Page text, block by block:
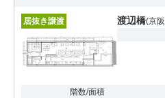
居抜き譲渡 渡辺橋(京
階数/面積